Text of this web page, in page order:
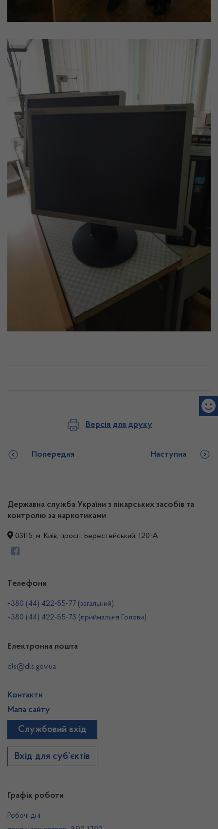
Версія для друку
Попередня Наступна
Державна служба України з лікарських засобів та
контролю за наркотиками
03115, м. Київ, просп. Берестейський, 120-А
Графік роботи
Робочі дні:
Телефони
+380 (44) 422-55-77 (загальний)
+380 (44) 422-55-73 (приймальня Голови)
Електронна пошта
dls@dls.gov.ua
Контакти
Мапа сайту
Службовий вхід
Вхід для суб’єктів